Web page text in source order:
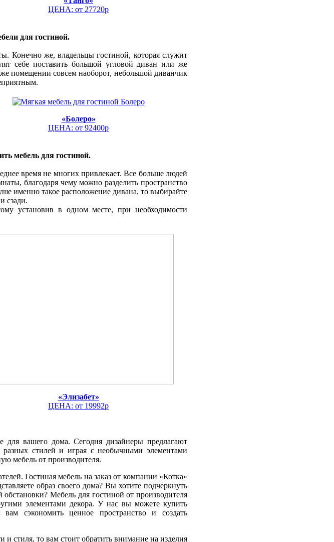
ЦЕНА: от 27720р
для гостиной.
Конечно же, владельцы гостиной, которая служит
себе поставить большой угловой диван или же
помещении совсем наоборот, небольшой диванчик
«Болеро»
ЦЕНА: от 92400р
мебель для гостиной.
время не многих привлекает. Все больше людей
благодаря чему можно разделить пространство
именно такое расположение дивана, то выбирайте
сзади.
установив в одном месте, при необходимости
«Элизабет»
ЦЕНА: от 19992р
для вашего дома. Сегодня дизайнеры предлагают
стилей и играя с необычными элементами
мебель от производителя.
Гостиная мебель на заказ от компании «Котка»
образ своего дома? Вы хотите подчеркнуть
Мебель для гостиной от производителя
элементами декора. У нас вы можете купить
сэкономить ценное пространство и создать
стиля, то вам стоит обратить внимание на изделия